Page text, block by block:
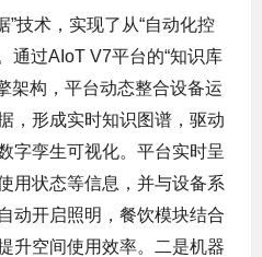
”技术，实现了从“自动化控
通过AIoT V7平台的“知识库
架构，平台动态整合设备运
，形成实时知识图谱，驱动
字孪生可视化。平台实时呈
用状态等信息，并与设备系
动开启照明，餐饮模块结合
升空间使用效率。二是机器